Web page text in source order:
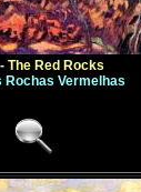
The Red Rocks
Rochas Vermelhas